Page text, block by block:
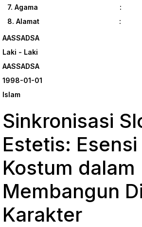
7. Agama :
8. Alamat :
AASSADSA
Laki - Laki
AASSADSA
1998-01-01
Islam
Sinkronisasi
Estetis:
Kostum dalam
Membangun
Karakter